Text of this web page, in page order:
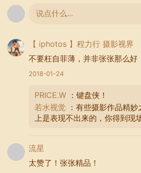
说点什么...
【 iphotos 】程力行 摄影视界
不要枉自菲薄，并非张张那么好
2018-01-24
PRICE.W ：键盘侠！
若水视觉 ：有些摄影作品精
上是表现不出来的，你得到现
流星
太赞了！张张精品！